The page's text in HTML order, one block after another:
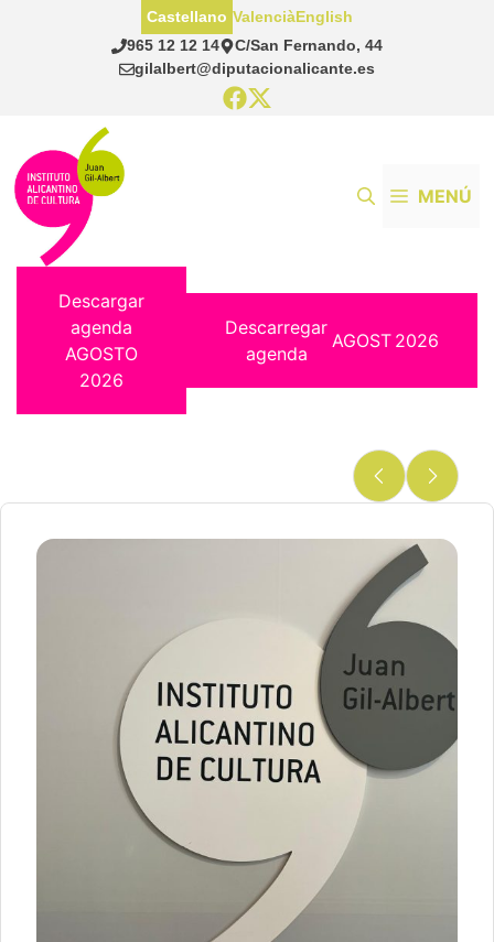
965 12 12 14
C/San Fernando, 44
gilalbert@diputacionalicante.es
Castellano ValenciàEnglish
MENÚ
Descargar
agenda
AGOSTO
2026
Descarregar
agenda
AGOST 2026